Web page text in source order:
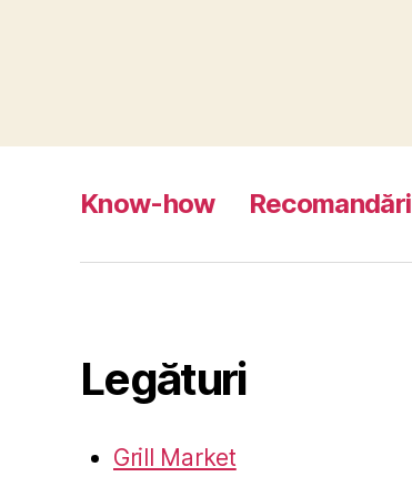
Know-how Recomandări
Legături
Grill Market